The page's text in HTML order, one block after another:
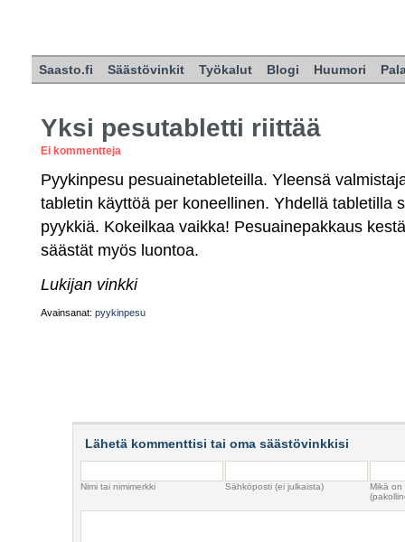
Saasto.fi Säästövinkit Työkalut Blogi Huumori
Yksi pesutabletti riittää
Ei kommentteja
Pyykinpesu pesuainetableteilla. Yleensä
tabletin käyttöä per koneellinen. Yhdellä tabletilla
pyykkiä. Kokeilkaa vaikka! Pesuainepakkaus
säästät myös luontoa.
Lukijan vinkki
Avainsanat: pyykinpesu
Lähetä kommenttisi tai oma säästövinkkisi
Nimi tai nimimerkki Sähköposti (ei julkaista)
Mikä